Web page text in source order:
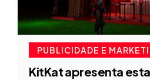
PUBLICIDADE E
KitKat apresenta